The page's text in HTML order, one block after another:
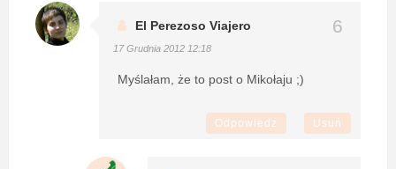
El Perezoso Viajero
17 Grudnia 2012 12:18
Myślałam, że to post o Mikołaju ;)
Odpowiedz Usuń